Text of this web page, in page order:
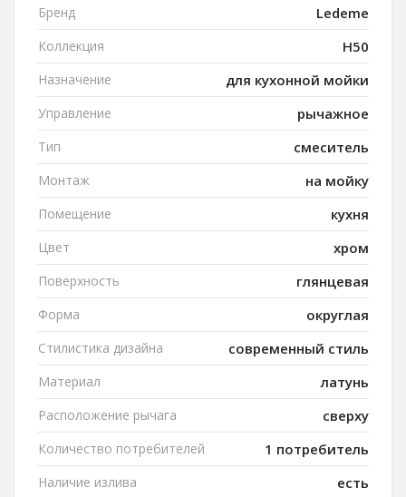
Бренд Ledeme
Коллекция H50
Назначение для кухонной мойки
Управление рычажное
Тип смеситель
Монтаж на мойку
Помещение кухня
Цвет хром
Поверхность глянцевая
Форма округлая
Стилистика дизайна современный стиль
Материал латунь
Расположение рычага сверху
Количество потребителей 1 потребитель
Наличие излива есть